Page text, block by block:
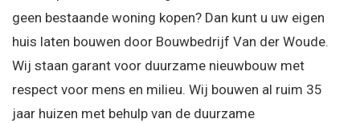
geen bestaande woning kopen? Dan kunt u uw eigen
huis laten bouwen door Bouwbedrijf Van der Woude.
Wij staan garant voor duurzame nieuwbouw met
respect voor mens en milieu. Wij bouwen al ruim 35
jaar huizen met behulp van de duurzame